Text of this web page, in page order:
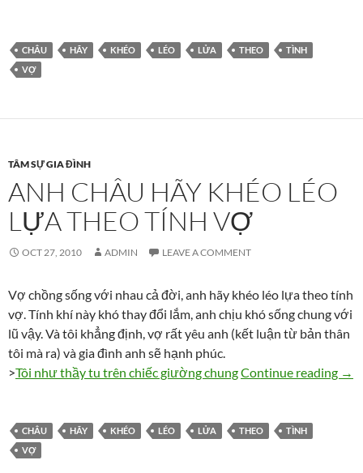
CHÂU HÃY KHÉO LÉO LỬA THEO
TÌNH
VỢ
TÂM SỰ GIA ĐÌNH
ANH CHÂU HÃY KHÉO LÉO
LỰA THEO TÍNH VỢ
OCT 27, 2010 ADMIN LEAVE A COMMENT
Vợ chồng sống với nhau cả đời, anh hãy khéo léo lựa theo tính
vợ. Tính khí này khó thay đổi lắm, anh chịu khó sống chung với
lũ vậy. Và tôi khẳng định, vợ rất yêu anh (kết luận từ bản thân
tôi mà ra) và gia đình anh sẽ hạnh phúc.
>Tôi như thầy tu trên chiếc giường chungContinue reading →
CHÂU HÃY KHÉO LÉO LỬA THEO
TÌNH
VỢ